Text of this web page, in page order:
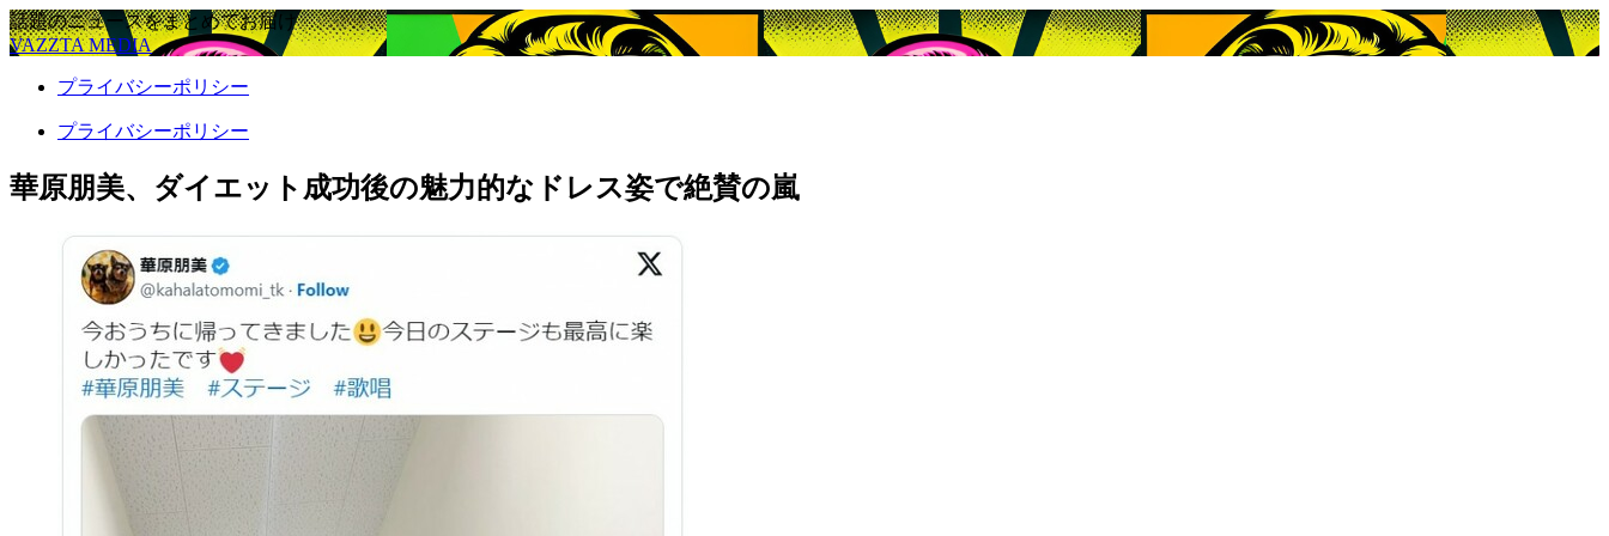
話題のニュースをまとめてお届け
VAZZTA MEDIA
プライバシーポリシー
プライバシーポリシー
華原朋美、ダイエット成功後の魅力的なドレス姿で絶賛の嵐